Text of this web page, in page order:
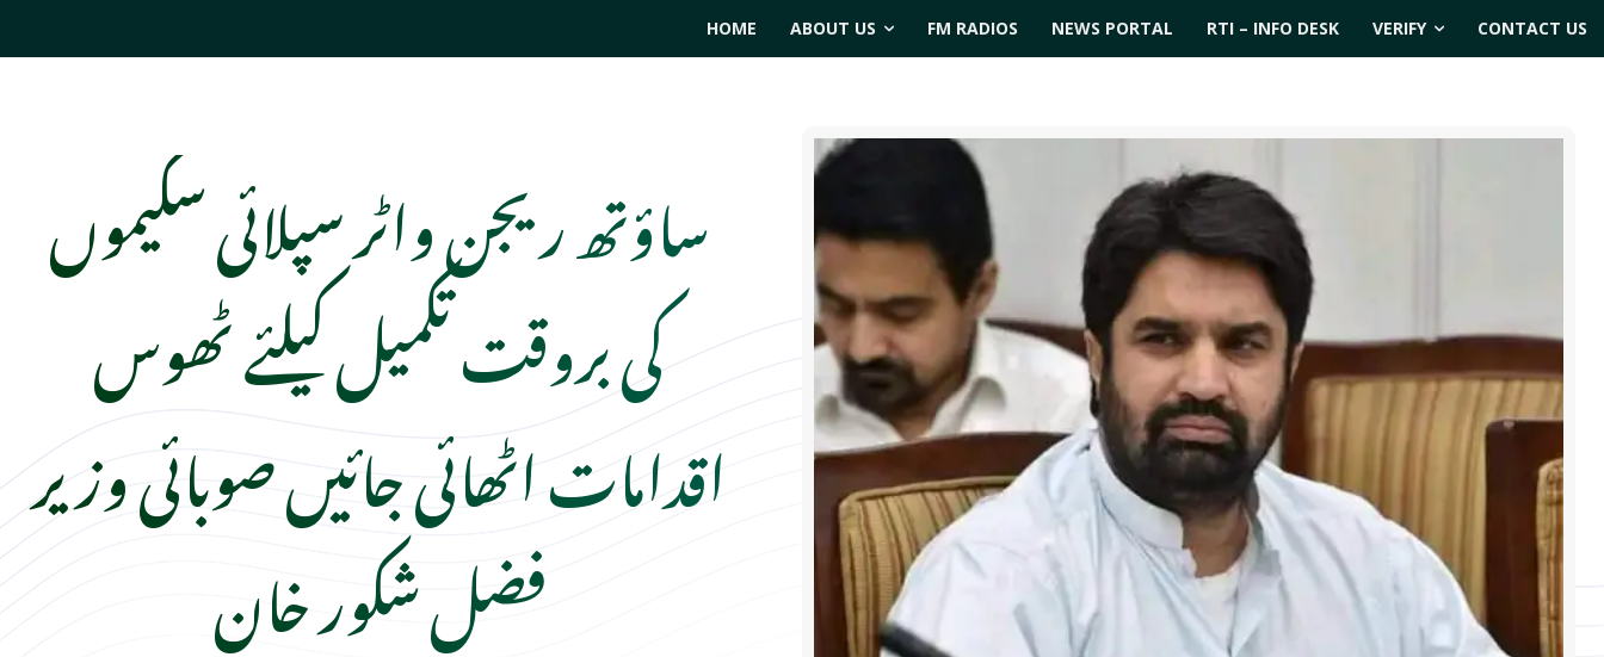
HOME ABOUT US FM RADIOS NEWS PORTAL RTI – INFO DESK VERIFY CONTACT US
ساؤتھ ریجن واٹر سپلائی سکیموں
کی بروقت تکمیل کیلئے ٹھوس
اقدامات اٹھائی جائیں صوبائی وزیر
فضل شکور خان